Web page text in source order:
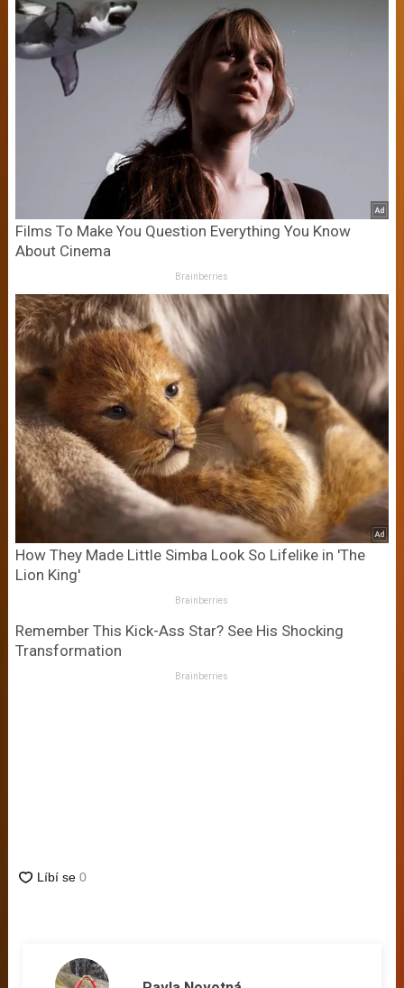
Films To Make You Question Everything You Know
About Cinema
Brainberries
How They Made Little Simba Look So Lifelike in 'The
Lion King'
Brainberries
Remember This Kick-Ass Star? See His Shocking
Transformation
Brainberries